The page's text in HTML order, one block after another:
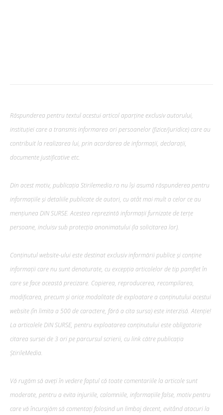
Răspunderea pentru textul acestui articol aparține exclusiv autorului,
instituției care a transmis informarea ori persoanelor (fizice/juridice) care au
contribuit la realizarea lui, prin acordarea de informații, declarații,
documente justificative etc.
Din acest motiv, publicația Stirilemedia.ro nu își asumă răspunderea pentru
informațiile și detaliile publicate de autori, cu atât mai mult a celor ce au
mențiunea DIN SURSE. Acestea reprezintă informații furnizate de terțe
persoane, incluisv sub protecția anonimatului (la solicitarea lor).
Conținutul website-ului este destinat exclusiv informării publice și conține
informații care nu sunt denaturate, cu excepția articolelor de tip pamflet în
care se face această precizare. Copierea, reproducerea, recompilarea,
modificarea, precum şi orice modalitate de exploatare a conținutului acestui
website (în limita a 500 de caractere, fără a cita sursa) este interzisă. Atenție!
La articolele DIN SURSE, pentru exploatarea conținutului este obligatorie
citarea sursei de 3 ori pe parcursul scrierii, cu link către publicația
ȘtirileMedia.
Vă rugăm să aveți în vedere faptul că toate comentariile la articole sunt
moderate, pentru a evita injuriile, calomniile, informațiile false, motiv pentru
care vă încurajăm să comentați folosind un limbaj decent, evitând atacuri la